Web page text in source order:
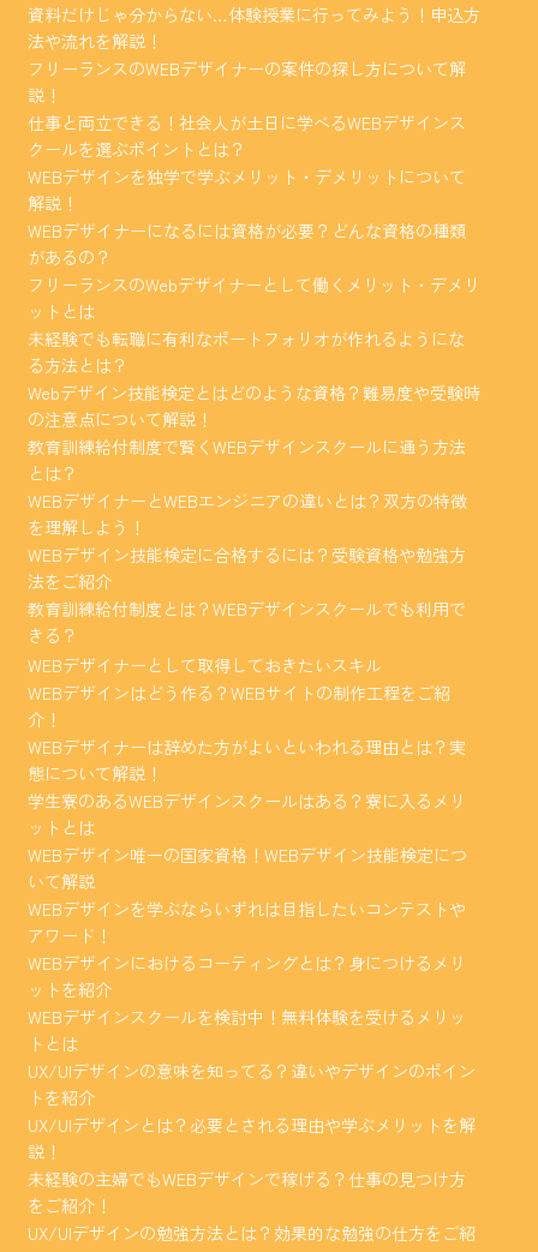
資料だけじゃ分からない…体験授業に行ってみよう！申込方
法や流れを解説！
フリーランスのWEBデザイナーの案件の探し方について解
説！
仕事と両立できる！社会人が土日に学べるWEBデザインス
クールを選ぶポイントとは？
WEBデザインを独学で学ぶメリット・デメリットについて
解説！
WEBデザイナーになるには資格が必要？どんな資格の種類
があるの？
フリーランスのWebデザイナーとして働くメリット・デメリ
ットとは
未経験でも転職に有利なポートフォリオが作れるようにな
る方法とは？
Webデザイン技能検定とはどのような資格？難易度や受験時
の注意点について解説！
教育訓練給付制度で賢くWEBデザインスクールに通う方法
とは？
WEBデザイナーとWEBエンジニアの違いとは？双方の特徴
を理解しよう！
WEBデザイン技能検定に合格するには？受験資格や勉強方
法をご紹介
教育訓練給付制度とは？WEBデザインスクールでも利用で
きる？
WEBデザイナーとして取得しておきたいスキル
WEBデザインはどう作る？WEBサイトの制作工程をご紹
介！
WEBデザイナーは辞めた方がよいといわれる理由とは？実
態について解説！
学生寮のあるWEBデザインスクールはある？寮に入るメリ
ットとは
WEBデザイン唯一の国家資格！WEBデザイン技能検定につ
いて解説
WEBデザインを学ぶならいずれは目指したいコンテストや
アワード！
WEBデザインにおけるコーティングとは？身につけるメリ
ットを紹介
WEBデザインスクールを検討中！無料体験を受けるメリッ
トとは
UX/UIデザインの意味を知ってる？違いやデザインのポイン
トを紹介
UX/UIデザインとは？必要とされる理由や学ぶメリットを解
説！
未経験の主婦でもWEBデザインで稼げる？仕事の見つけ方
をご紹介！
UX/UIデザインの勉強方法とは？効果的な勉強の仕方をご紹